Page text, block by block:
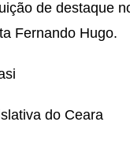
de destaque
Fernando Hugo.
do Ceara